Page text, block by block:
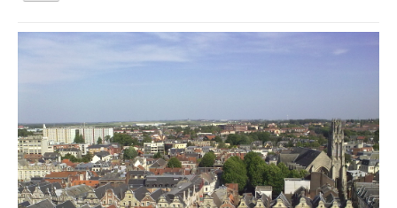
la
Vous êtes ici :
Accueil
Samedi 23 juin : Découverte des oiseaux du canal
Activités tout public
Animations et éducation
Accompagnement du territoire et ingénierie